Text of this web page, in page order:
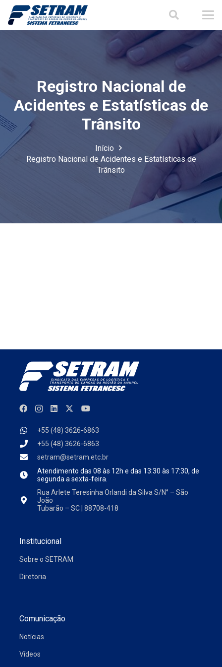
Registro Nacional de
Acidentes e Estatísticas de
Trânsito
Início
Registro Nacional de Acidentes e Estatísticas de
Trânsito
+55 (48) 3626-6863
+55 (48) 3626-6863
setram@setram.etc.br
Atendimento das 08 às 12h e das 13:30 às 17:30, de
segunda a sexta-feira.
Rua Arlete Teresinha Orlandi da Silva S/N° – São
João
Tubarão – SC | 88708-418
Institucional
Sobre o SETRAM
Diretoria
Comunicação
Notícias
Vídeos